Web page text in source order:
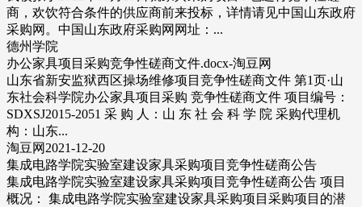
商，欢饮符合条件的供应商前来投标，详情请见中国山东政府
采购网。中国山东政府采购网网址：...
德州学院
办公家具项目采购竞争性磋商文件.docx-淘豆网
山东省新安监狱西区操场维修项目竞争性磋商文件 第1页·山
东社会科学院办公家具项目采购 竞争性磋商文件 项目编号：
SDXSJ2015-2051 采 购 人：山 东 社 会 科 学 院 采购代理机
构：山东...
淘豆网2021-12-20
集成电路学院实验室建设家具采购项目竞争性磋商公告
集成电路学院实验室建设家具采购项目竞争性磋商公告 项目
概况： 集成电路学院实验室建设家具采购项目采购项目的潜